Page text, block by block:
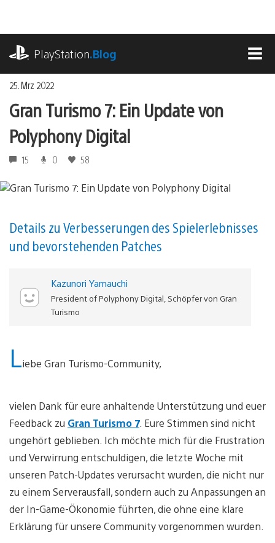
springen
PlayStation.Blog
25. Mrz 2022
Gran Turismo 7: Ein Update von
Polyphony Digital
15 0 58
Details zu Verbesserungen des Spielerlebnisses
und bevorstehenden Patches
Kazunori Yamauchi
President of Polyphony Digital, Schöpfer von Gran
Turismo
Liebe Gran Turismo-Community,
vielen Dank für eure anhaltende Unterstützung und euer
Feedback zu Gran Turismo 7. Eure Stimmen sind nicht
ungehört geblieben. Ich möchte mich für die Frustration
und Verwirrung entschuldigen, die letzte Woche mit
unseren Patch-Updates verursacht wurden, die nicht nur
zu einem Serverausfall, sondern auch zu Anpassungen an
der In-Game-Ökonomie führten, die ohne eine klare
Erklärung für unsere Community vorgenommen wurden.